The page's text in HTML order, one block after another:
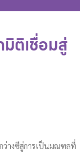
ติเชื่อมสู่
ว่างซีสู่การเป็นมณฑลที่